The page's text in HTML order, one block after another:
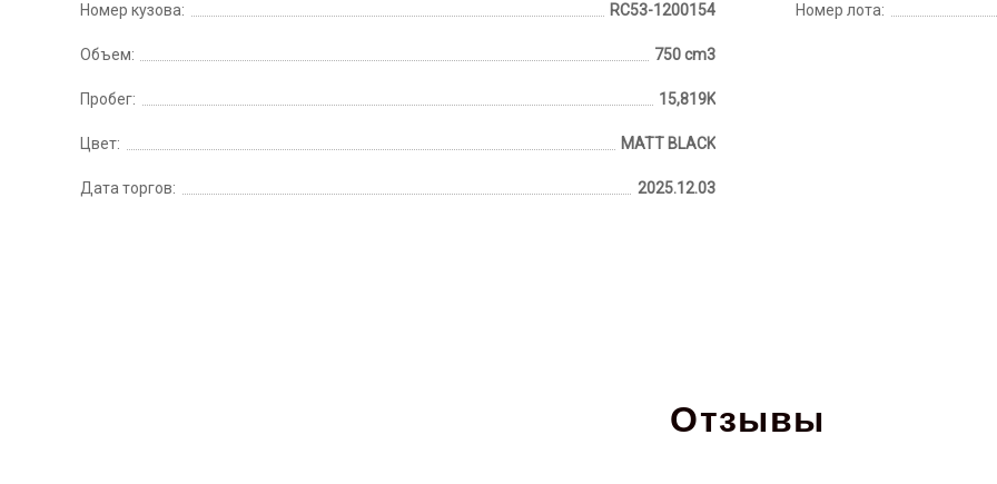
Номер кузова: RC53-1200154
Объем: 750 cm3
Пробег: 15,819K
Цвет: MATT BLACK
Дата торгов: 2025.12.03
Номер лота:
Отзывы